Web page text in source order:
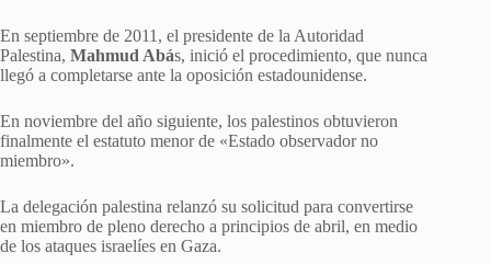
En septiembre de 2011, el presidente de la Autoridad
Palestina, Mahmud Abás, inició el procedimiento, que nunca
llegó a completarse ante la oposición estadounidense.
En noviembre del año siguiente, los palestinos obtuvieron
finalmente el estatuto menor de «Estado observador no
miembro».
La delegación palestina relanzó su solicitud para convertirse
en miembro de pleno derecho a principios de abril, en medio
de los ataques israelíes en Gaza.